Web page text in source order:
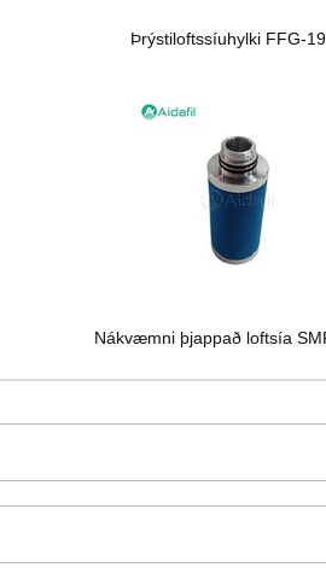
Þrýstiloftssíuhylki FFG-
Nákvæmni þjappað loftsía